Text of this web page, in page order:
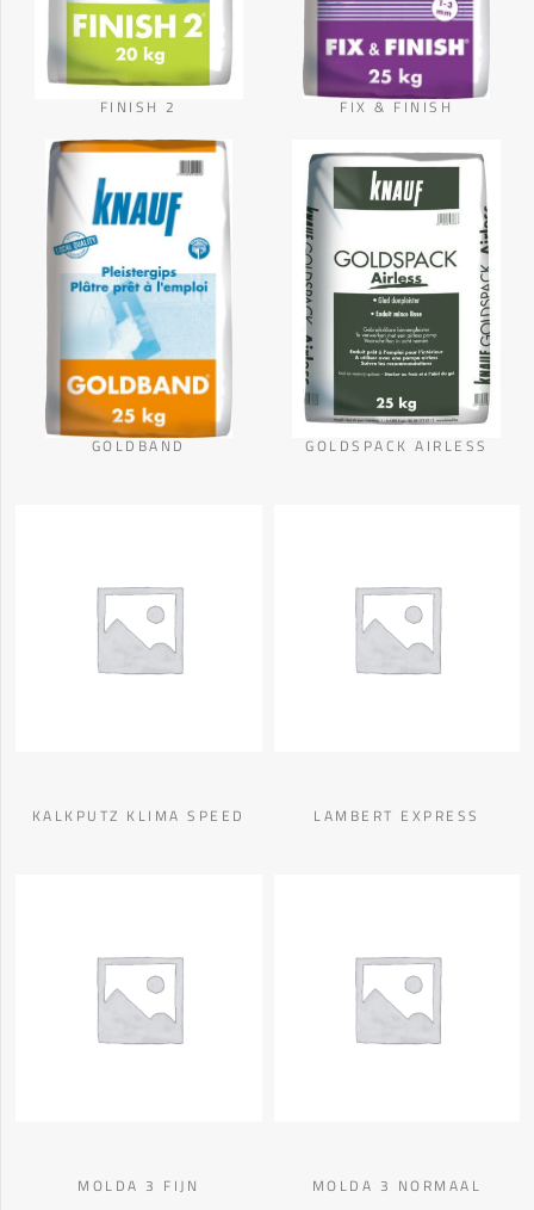
FINISH 2 FIX & FINISH
GOLDBAND GOLDSPACK AIRLESS
KALKPUTZ KLIMA SPEED LAMBERT EXPRESS
MOLDA 3 FIJN MOLDA 3 NORMAAL